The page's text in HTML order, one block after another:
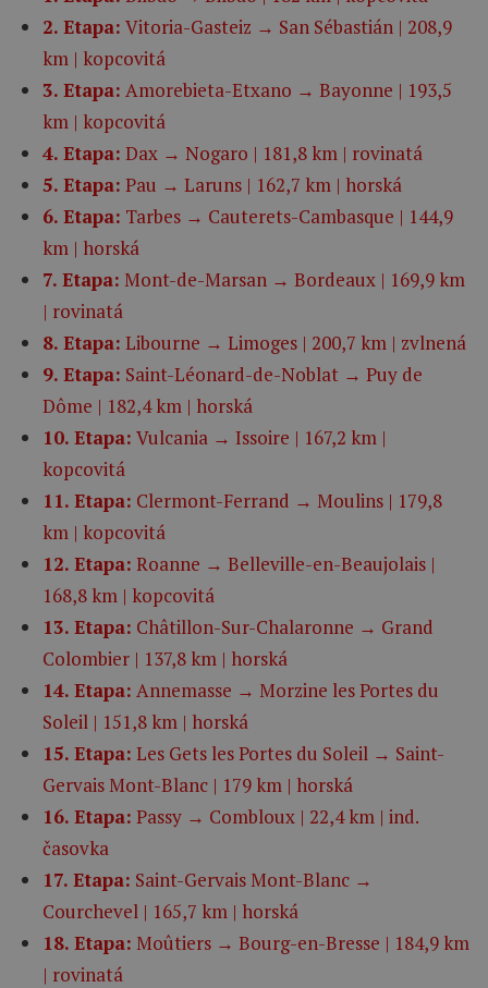
2. Etapa: Vitoria-Gasteiz → San Sébastián | 208,9
km | kopcovitá
3. Etapa: Amorebieta-Etxano → Bayonne | 193,5
km | kopcovitá
4. Etapa: Dax → Nogaro | 181,8 km | rovinatá
5. Etapa: Pau → Laruns | 162,7 km | horská
6. Etapa: Tarbes → Cauterets-Cambasque | 144,9
km | horská
7. Etapa: Mont-de-Marsan → Bordeaux | 169,9 km
| rovinatá
8. Etapa: Libourne → Limoges | 200,7 km | zvlnená
9. Etapa: Saint-Léonard-de-Noblat → Puy de
Dôme | 182,4 km | horská
10. Etapa: Vulcania → Issoire | 167,2 km |
kopcovitá
11. Etapa: Clermont-Ferrand → Moulins | 179,8
km | kopcovitá
12. Etapa: Roanne → Belleville-en-Beaujolais |
168,8 km | kopcovitá
13. Etapa: Châtillon-Sur-Chalaronne → Grand
Colombier | 137,8 km | horská
14. Etapa: Annemasse → Morzine les Portes du
Soleil | 151,8 km | horská
15. Etapa: Les Gets les Portes du Soleil → Saint-
Gervais Mont-Blanc | 179 km | horská
16. Etapa: Passy → Combloux | 22,4 km | ind.
časovka
17. Etapa: Saint-Gervais Mont-Blanc →
Courchevel | 165,7 km | horská
18. Etapa: Moûtiers → Bourg-en-Bresse | 184,9 km
| rovinatá